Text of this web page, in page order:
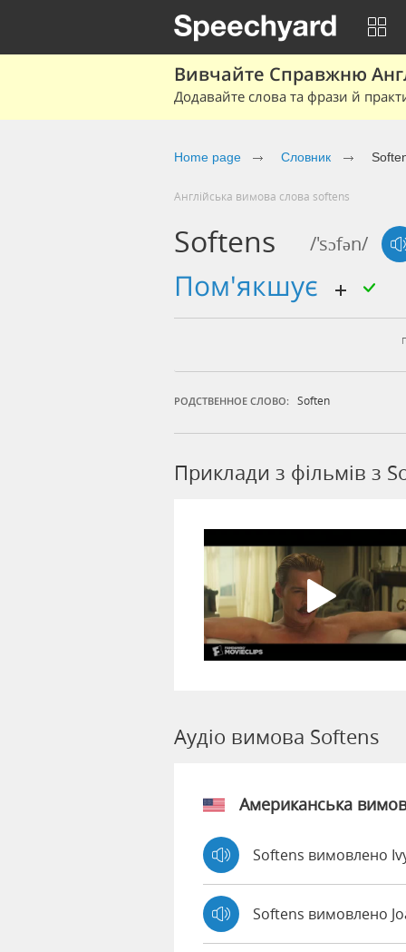
Вивчайте Справжню
Додавайте слова та фрази й
Home page Cловник
Англійська вимова слова softens
Softens /'sɔfən/
пом'якшує
РОДСТВЕННОЕ СЛОВО: Soften
Приклади з фільмів з
Аудіо вимова Softens
Американська
Softens вимовлено
Softens вимовлено